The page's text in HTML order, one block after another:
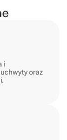
i
oraz